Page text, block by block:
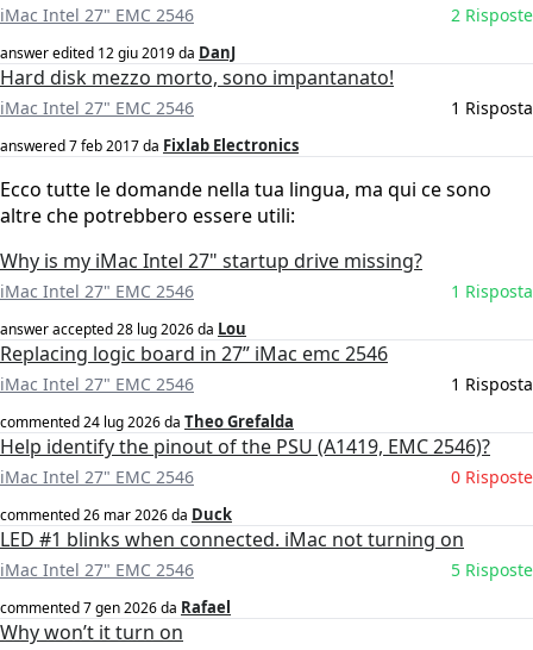
iMac Intel 27" EMC 2546 2 Risposte
answer edited 12 giu 2019da DanJ
Hard disk mezzo morto, sono impantanato!
iMac Intel 27" EMC 2546 1 Risposta
answered7 feb 2017da Fixlab Electronics
Ecco tutte le domande nella tua lingua, ma qui ce sono
altre che potrebbero essere utili:
Why is my iMac Intel 27" startup drive missing?
iMac Intel 27" EMC 2546 1 Risposta
answer accepted28 lug 2026da Lou
Replacing logic board in 27” iMac emc 2546
iMac Intel 27" EMC 2546 1 Risposta
commented24 lug 2026da Theo Grefalda
Help identify the pinout of the PSU (A1419, EMC 2546)?
iMac Intel 27" EMC 2546 0 Risposte
commented26 mar 2026da Duck
LED #1 blinks when connected. iMac not turning on
iMac Intel 27" EMC 2546 5 Risposte
commented7 gen 2026da Rafael
Why won’t it turn on